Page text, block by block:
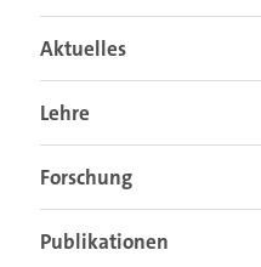
Aktuelles
Lehre
Forschung
Publikationen